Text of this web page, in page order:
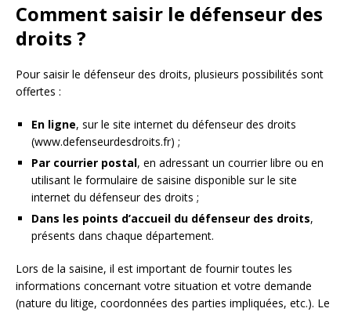
Comment saisir le défenseur des
droits ?
Pour saisir le défenseur des droits, plusieurs possibilités sont
offertes :
En ligne, sur le site internet du défenseur des droits
(www.defenseurdesdroits.fr) ;
Par courrier postal, en adressant un courrier libre ou en
utilisant le formulaire de saisine disponible sur le site
internet du défenseur des droits ;
Dans les points d’accueil du défenseur des droits,
présents dans chaque département.
Lors de la saisine, il est important de fournir toutes les
informations concernant votre situation et votre demande
(nature du litige, coordonnées des parties impliquées, etc.). Le